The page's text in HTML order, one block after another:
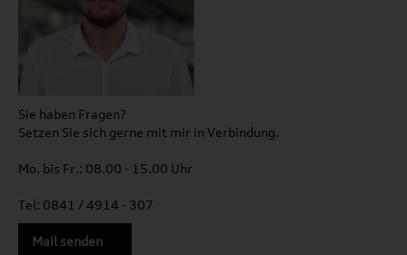
Sie haben Fragen?
Setzen Sie sich gerne mit mir in Verbindung.
Mo. bis Fr.: 08.00 - 15.00 Uhr
Tel: 0841 / 4914 - 307
Mail senden